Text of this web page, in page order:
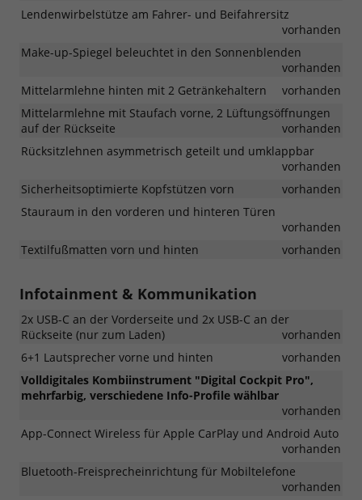
Lendenwirbelstütze am Fahrer- und Beifahrersitz
vorhanden
Make-up-Spiegel beleuchtet in den Sonnenblenden
vorhanden
Mittelarmlehne hinten mit 2 Getränkehaltern
vorhanden
Mittelarmlehne mit Staufach vorne, 2 Lüftungsöffnungen
auf der Rückseite
vorhanden
Rücksitzlehnen asymmetrisch geteilt und umklappbar
vorhanden
Sicherheitsoptimierte Kopfstützen vorn
vorhanden
Stauraum in den vorderen und hinteren Türen
vorhanden
Textilfußmatten vorn und hinten
vorhanden
Infotainment & Kommunikation
2x USB-C an der Vorderseite und 2x USB-C an der
Rückseite (nur zum Laden)
vorhanden
6+1 Lautsprecher vorne und hinten
vorhanden
Volldigitales Kombiinstrument "Digital Cockpit Pro",
mehrfarbig, verschiedene Info-Profile wählbar
vorhanden
App-Connect Wireless für Apple CarPlay und Android Auto
vorhanden
Bluetooth-Freisprecheinrichtung für Mobiltelefone
vorhanden